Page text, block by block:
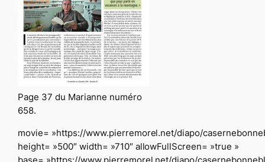
Page 37 du Marianne numéro
658.
movie= »https://www.pierremorel.net/diapo/
height= »500″ width= »710″ allowFullScreen= »true »